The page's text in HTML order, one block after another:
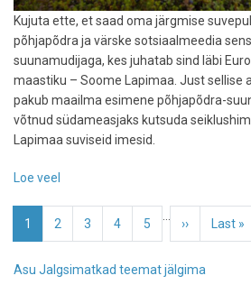
Kujuta ette, et saad oma järgmise
põhjapõdra ja värske sotsiaalmeedia
suunamudijaga, kes juhatab sind läbi
maastiku – Soome Lapimaa. Just sellise
pakub maailma esimene põhjapõdra-
võtnud südameasjaks kutsuda
Lapimaa suviseid imesid.
Loe veel
Maailma
suunamudija
Pagination
Eesolev
leht
1 Page
2 Page
3 Page
4 Page
5
Järgmine
leht
››
Viimane
leht
Last »
Asu Jalgsimatkad teemat jälgima